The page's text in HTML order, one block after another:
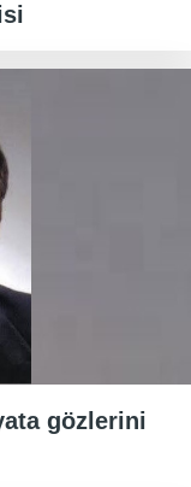
gözlerini